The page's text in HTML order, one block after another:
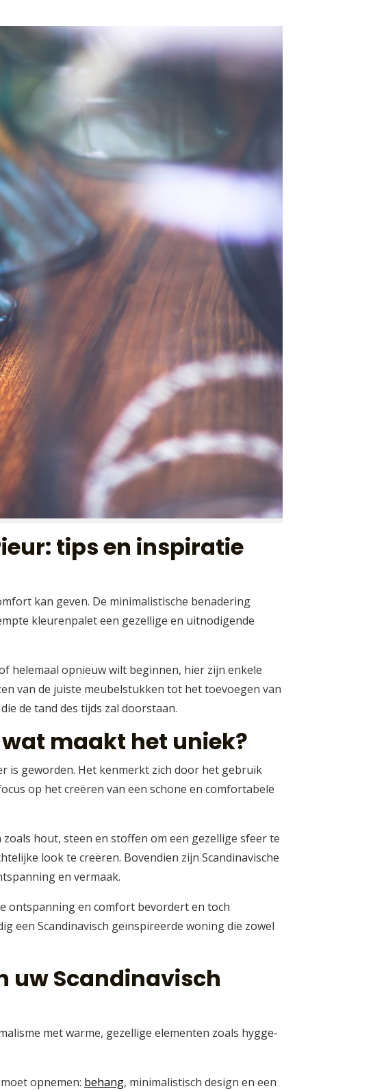
tips en inspiratie
kan geven. De minimalistische benadering
kleurenpalet een gezellige en uitnodigende
helemaal opnieuw wilt beginnen, hier zijn enkele
van de juiste meubelstukken tot het toevoegen van
de tand des tijds zal doorstaan.
maakt het uniek?
is geworden. Het kenmerkt zich door het gebruik
op het creëren van een schone en comfortabele
hout, steen en stoffen om een gezellige sfeer te
look te creëren. Bovendien zijn Scandinavische
en vermaak.
ontspanning en comfort bevordert en toch
een Scandinavisch geïnspireerde woning die zowel
uw Scandinavisch
met warme, gezellige elementen zoals hygge-
opnemen: behang, minimalistisch design en een